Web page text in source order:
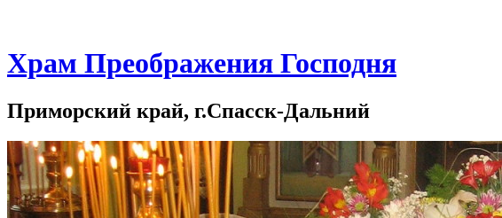
Храм Преображения Господня
Приморский край, г.Спасск-Дальний